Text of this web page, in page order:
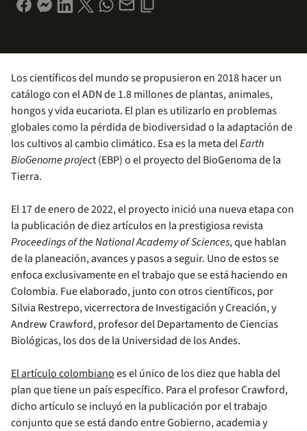
Los científicos del mundo se propusieron en 2018 hacer un
catálogo con el ADN de 1.8 millones de plantas, animales,
hongos y vida eucariota. El plan es utilizarlo en problemas
globales como la pérdida de biodiversidad o la adaptación de
los cultivos al cambio climático. Esa es la meta delEarth
BioGenome project (EBP) o el proyecto del BioGenoma de la
Tierra.
El 17 de enero de 2022, el proyecto inició una nueva etapa con
la publicación de diez artículos en la prestigiosa revista
Proceedings of the National Academy of Sciences, que hablan
de la planeación, avances y pasos a seguir. Uno de estos se
enfoca exclusivamente en el trabajo que se está haciendo en
Colombia. Fue elaborado, junto con otros científicos, por
Silvia Restrepo, vicerrectora de Investigación y Creación, y
Andrew Crawford, profesor del Departamento de Ciencias
Biológicas, los dos de la Universidad de los Andes.
El artículo colombianoes el único de los diez que habla del
plan que tiene un país específico. Para el profesor Crawford,
dicho artículo se incluyó en la publicación por el trabajo
conjunto que se está dando entre Gobierno, academia y